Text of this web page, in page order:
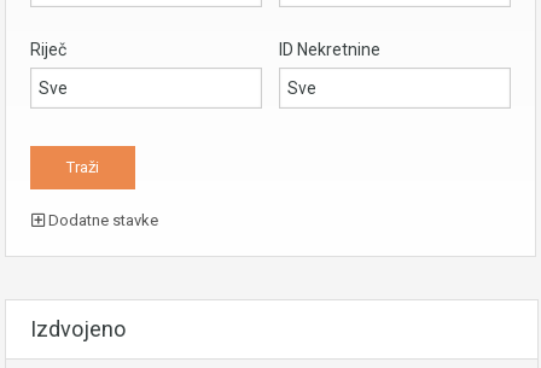
Riječ ID Nekretnine
Dodatne stavke
Izdvojeno